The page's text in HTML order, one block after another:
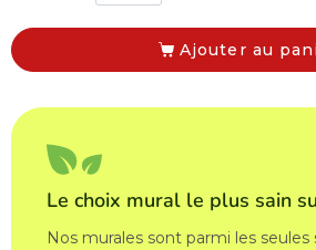
Ajouter au
Le choix mural le plus sain
Nos murales sont parmi les seules